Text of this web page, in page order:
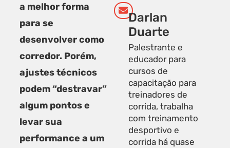
a melhor forma
para se
desenvolver como
corredor. Porém,
ajustes técnicos
podem “destravar”
algum pontos e
levar sua
performance a um
Darlan
Duarte
Palestrante e
educador para
cursos de
capacitação para
treinadores de
corrida, trabalha
com treinamento
desportivo e
corrida há quase